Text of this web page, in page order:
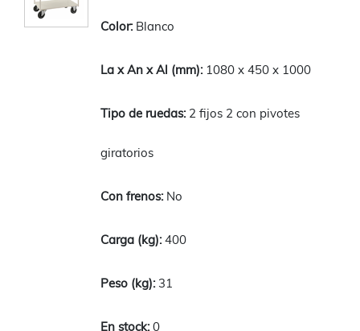
Blanco
1080 x 450 x 1000
2 fijos 2 con pivotes
giratorios
No
400
31
0